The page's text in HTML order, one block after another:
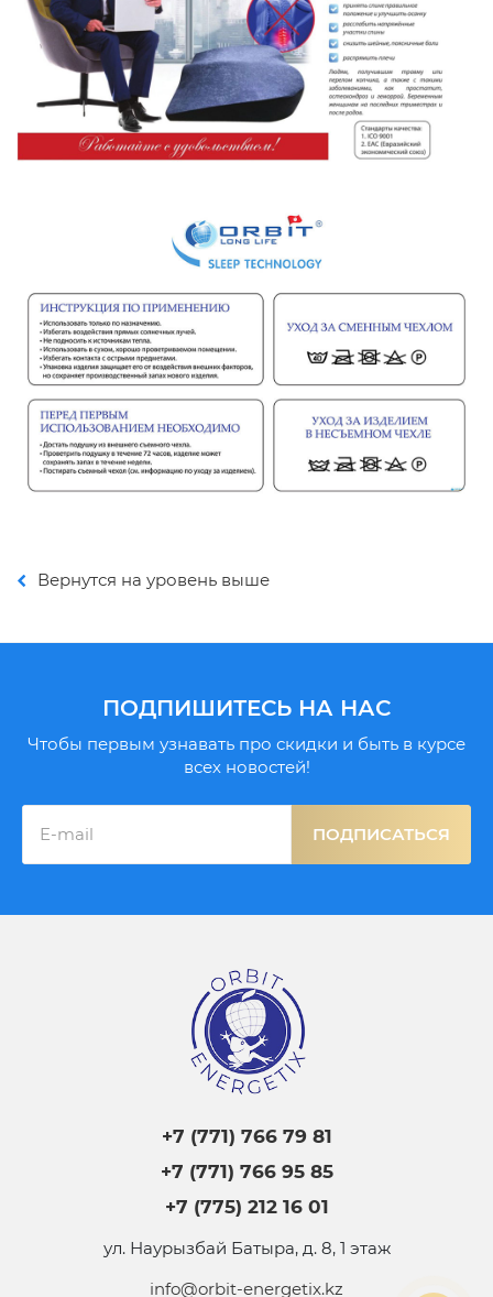
Вернутся на уровень выше
ПОДПИШИТЕСЬ НА НАС
Чтобы первым узнавать про скидки и быть в курсе
всех новостей!
ПОДПИСАТЬСЯ
+7 (771) 766 79 81
+7 (771) 766 95 85
+7 (775) 212 16 01
ул. Наурызбай Батыра, д. 8, 1 этаж
info@orbit-energetix.kz